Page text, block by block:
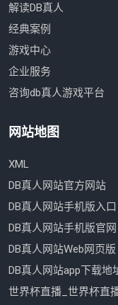
解读DB真人
经典案例
游戏中心
企业服务
咨询db真人游戏平台
网站地图
XML
DB真人网站官方网站
DB真人网站手机版入口
DB真人网站手机版官网
DB真人网站Web网页版
DB真人网站app下载地
世界杯直播_世界杯直